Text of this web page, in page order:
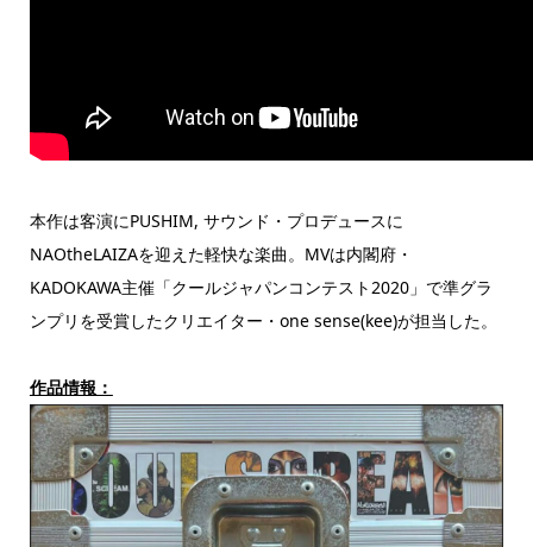
本作は客演にPUSHIM, サウンド・プロデュースに
NAOtheLAIZAを迎えた軽快な楽曲。MVは内閣府・
KADOKAWA主催「クールジャパンコンテスト2020」で準グラ
ンプリを受賞したクリエイター・one sense(kee)が担当した。
作品情報：